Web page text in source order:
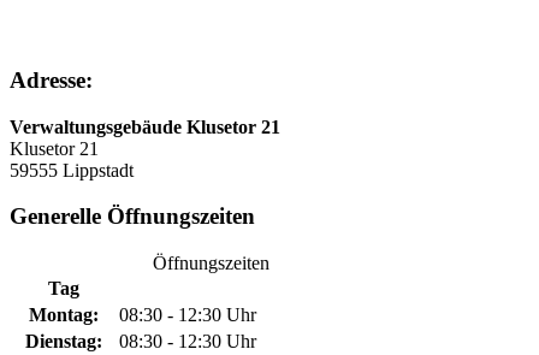
Adresse:
Verwaltungsgebäude Klusetor 21
Klusetor 21
59555 Lippstadt
Generelle Öffnungszeiten
Öffnungszeiten
Tag
Montag:
08:30 - 12:30 Uhr
Dienstag:
08:30 - 12:30 Uhr